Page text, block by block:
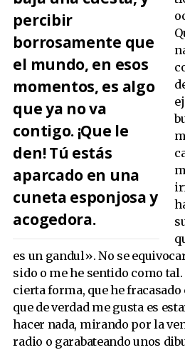
percibir
borrosamente que
el mundo, en esos
momentos, es algo
que ya no va
contigo. ¡Que le
den! Tú estás
aparcado en una
cuneta esponjosa y
acogedora.
es un gandul». No se
sido o me he sentido como tal.
cierta forma, que he
que de verdad me gusta es
hacer nada, mirando por la
radio o garabateando unos